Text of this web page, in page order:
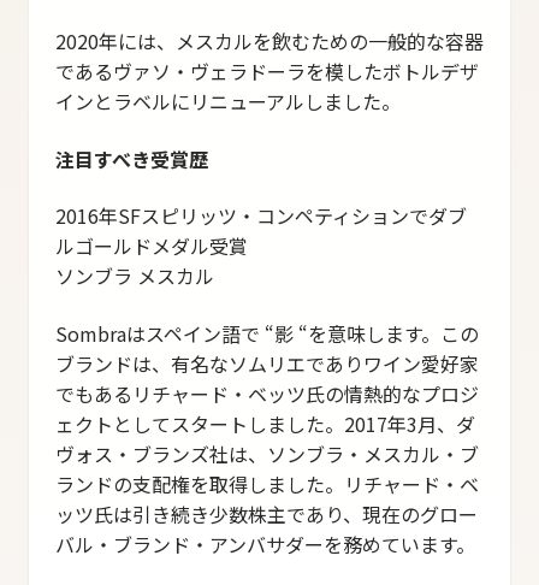
2020年には、メスカルを飲むための一般的な容器
であるヴァソ・ヴェラドーラを模したボトルデザ
インとラベルにリニューアルしました。
注目すべき受賞歴
2016年SFスピリッツ・コンペティションでダブ
ルゴールドメダル受賞
ソンブラ メスカル
Sombraはスペイン語で “影 “を意味します。この
ブランドは、有名なソムリエでありワイン愛好家
でもあるリチャード・ベッツ氏の情熱的なプロジ
ェクトとしてスタートしました。2017年3月、ダ
ヴォス・ブランズ社は、ソンブラ・メスカル・ブ
ランドの支配権を取得しました。リチャード・ベ
ッツ氏は引き続き少数株主であり、現在のグロー
バル・ブランド・アンバサダーを務めています。